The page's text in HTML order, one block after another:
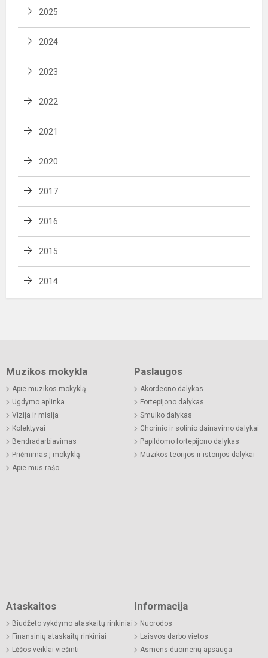
2025
2024
2023
2022
2021
2020
2017
2016
2015
2014
Muzikos mokykla
Apie muzikos mokyklą
Ugdymo aplinka
Vizija ir misija
Kolektyvai
Bendradarbiavimas
Priėmimas į mokyklą
Apie mus rašo
Paslaugos
Akordeono dalykas
Fortepijono dalykas
Smuiko dalykas
Chorinio ir solinio dainavimo dalykai
Papildomo fortepijono dalykas
Muzikos teorijos ir istorijos dalykai
Ataskaitos
Biudžeto vykdymo ataskaitų rinkiniai
Finansinių ataskaitų rinkiniai
Lėšos veiklai viešinti
Informacija
Nuorodos
Laisvos darbo vietos
Asmens duomenų apsauga